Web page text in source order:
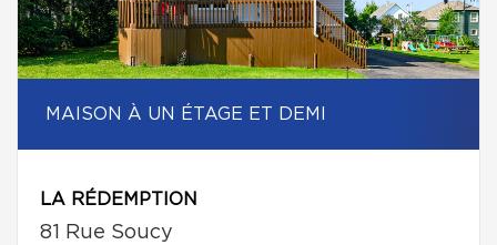
MAISON À UN ÉTAGE ET DEMI
LA RÉDEMPTION
81 Rue Soucy